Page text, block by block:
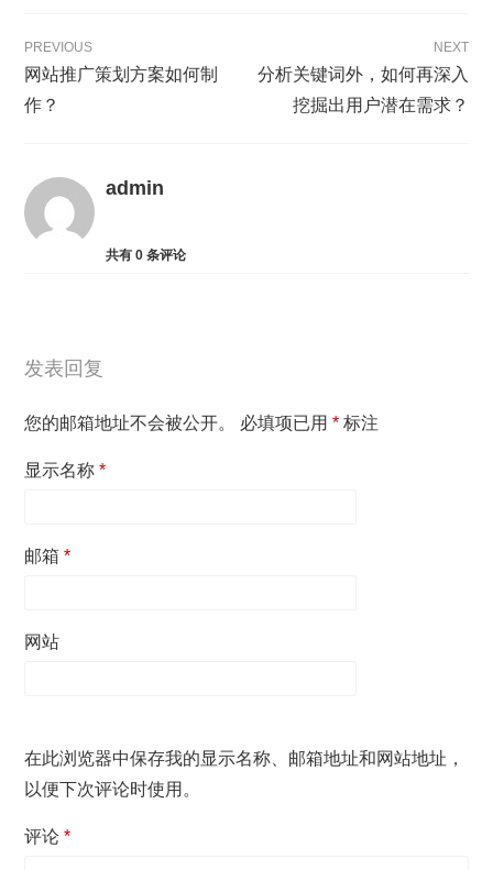
PREVIOUS
网站推广策划方案如何制
作？
NEXT
分析关键词外，如何再深入
挖掘出用户潜在需求？
admin
共有0 条评论
发表回复
您的邮箱地址不会被公开。 必填项已用* 标注
显示名称*
邮箱*
网站
在此浏览器中保存我的显示名称、邮箱地址和网站地址，
以便下次评论时使用。
评论*